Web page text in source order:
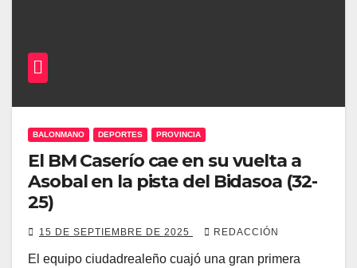
BALONMANO DEPORTES PROVINCIA
El BM Caserío cae en su vuelta a
Asobal en la pista del Bidasoa (32-
25)
15 DE SEPTIEMBRE DE 2025 REDACCIÓN
El equipo ciudadrealeño cuajó una gran primera